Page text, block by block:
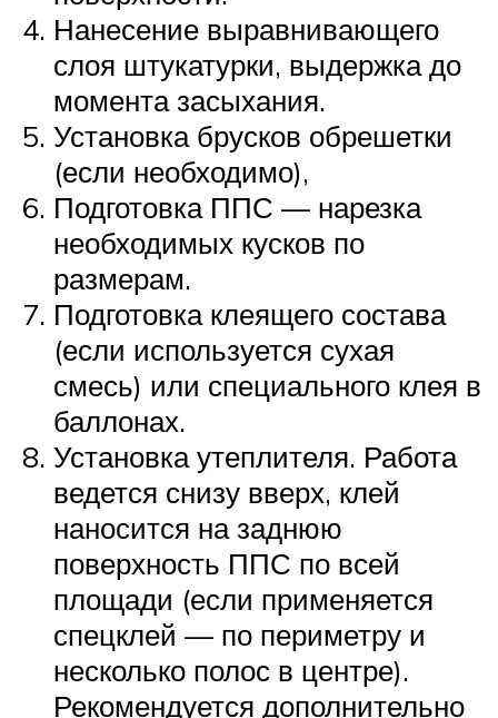
Нанесение выравнивающего
слоя штукатурки, выдержка до
момента засыхания.
Установка брусков обрешетки
(если необходимо),
Подготовка ППС — нарезка
необходимых кусков по
размерам.
Подготовка клеящего состава
(если используется сухая
смесь) или специального клея в
баллонах.
Установка утеплителя. Работа
ведется снизу вверх, клей
наносится на заднюю
поверхность ППС по всей
площади (если применяется
спецклей — по периметру и
несколько полос в центре).
Рекомендуется дополнительно